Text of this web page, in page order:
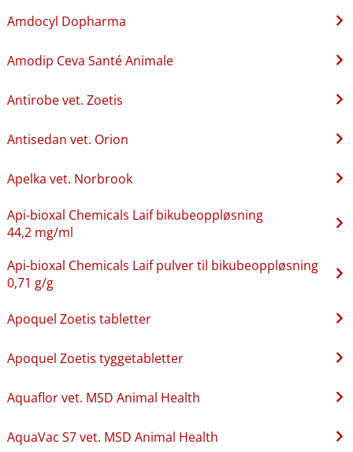
Amdocyl Dopharma
Amodip Ceva Santé Animale
Antirobe vet. Zoetis
Antisedan vet. Orion
Apelka vet. Norbrook
Api-bioxal Chemicals Laif bikubeoppløsning
44,2 mg/ml
Api-bioxal Chemicals Laif pulver til bikubeoppløsning
0,71 g/g
Apoquel Zoetis tabletter
Apoquel Zoetis tyggetabletter
Aquaflor vet. MSD Animal Health
AquaVac S7 vet. MSD Animal Health